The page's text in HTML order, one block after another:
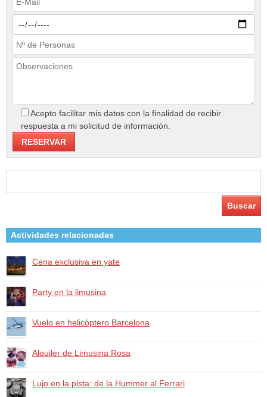
Acepto facilitar mis datos con la finalidad de recibir
respuesta a mi solicitud de información.
Actividades relacionadas
Cena exclusiva en yate
Party en la limusina
Vuelo en helicóptero Barcelona
Alquiler de Limusina Rosa
Lujo en la pista: de la Hummer al Ferrari